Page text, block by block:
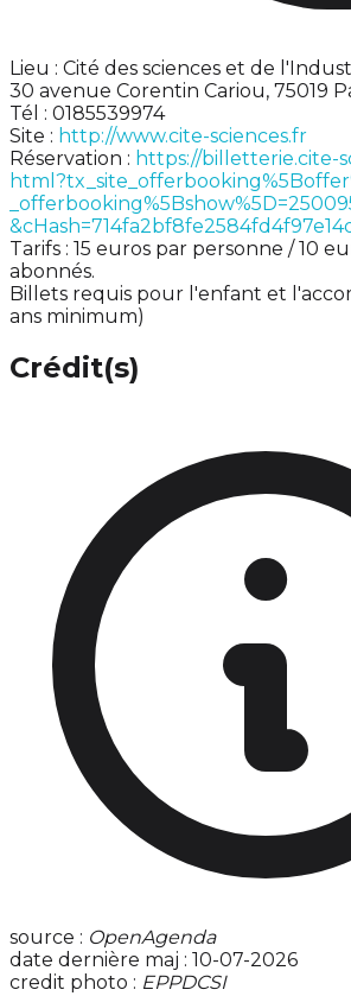
Lieu : Cité des sciences et de
30 avenue Corentin Cariou, 75019
Tél : 0185539974
Site : http://www.cite-sciences.fr
Réservation : https://billetterie.cite-
Tarifs : 15 euros par personne / 10
abonnés.
Billets requis pour l'enfant et
ans minimum)
Crédit(s)
source : OpenAgenda
date dernière maj : 10-07-2026
credit photo : EPPDCSI